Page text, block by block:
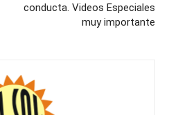
conducta. Videos Especiales
muy importante